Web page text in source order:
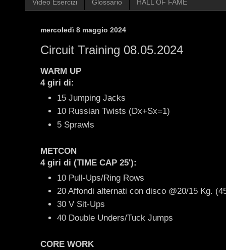
Video Esercizi Glossario HALL OF FAME
mercoledì 8 maggio 2024
Circuit Training 08.05.2024
WARM UP
4 giri di:
15 Jumping Jacks
10 Russian Twists (Dx+Sx=1)
5 Sprawls
METCON
4 giri di (TIME CAP 25'):
10 Pull-Ups/Ring Rows
20 Affondi alternati con disco @20/15 Kg.
30 V Sit-Ups
40 Double Unders/Tuck Jumps
CORE WORK